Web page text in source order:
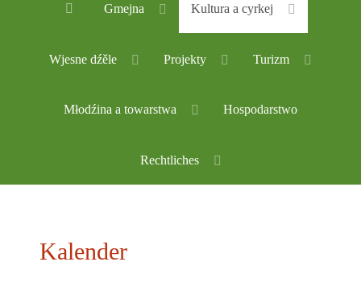
Gmejna Kultura a cyrkej
Wjesne dźěle Projekty Turizm
Młodźina a towarstwa Hospodarstwo
Rechtliches
Kalender